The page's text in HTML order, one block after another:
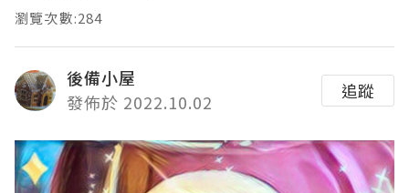
瀏覽次數:284
後備小屋
發佈於 2022.10.02
追蹤